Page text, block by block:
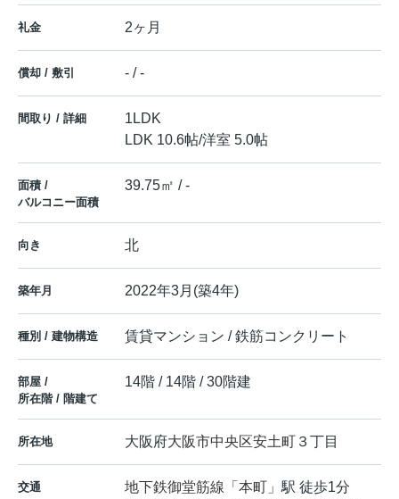
礼金 2ヶ月
償却 / 敷引 - / -
間取り / 詳細
1LDK
LDK 10.6帖/洋室 5.0帖
面積 /
バルコニー面積
39.75㎡ / -
向き 北
築年月 2022年3月(築4年)
種別 / 建物構造 賃貸マンション / 鉄筋コンクリート
部屋 /
所在階 / 階建て
14階 / 14階 / 30階建
所在地 大阪府大阪市中央区安土町 ３丁目
交通 地下鉄御堂筋線 「 本町 」駅 徒歩1分